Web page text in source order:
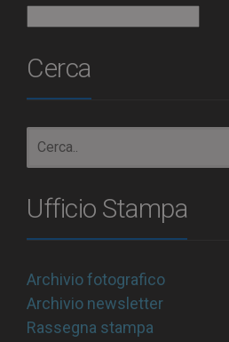
Cerca
Ufficio Stampa
Archivio fotografico
Archivio newsletter
Rassegna stampa